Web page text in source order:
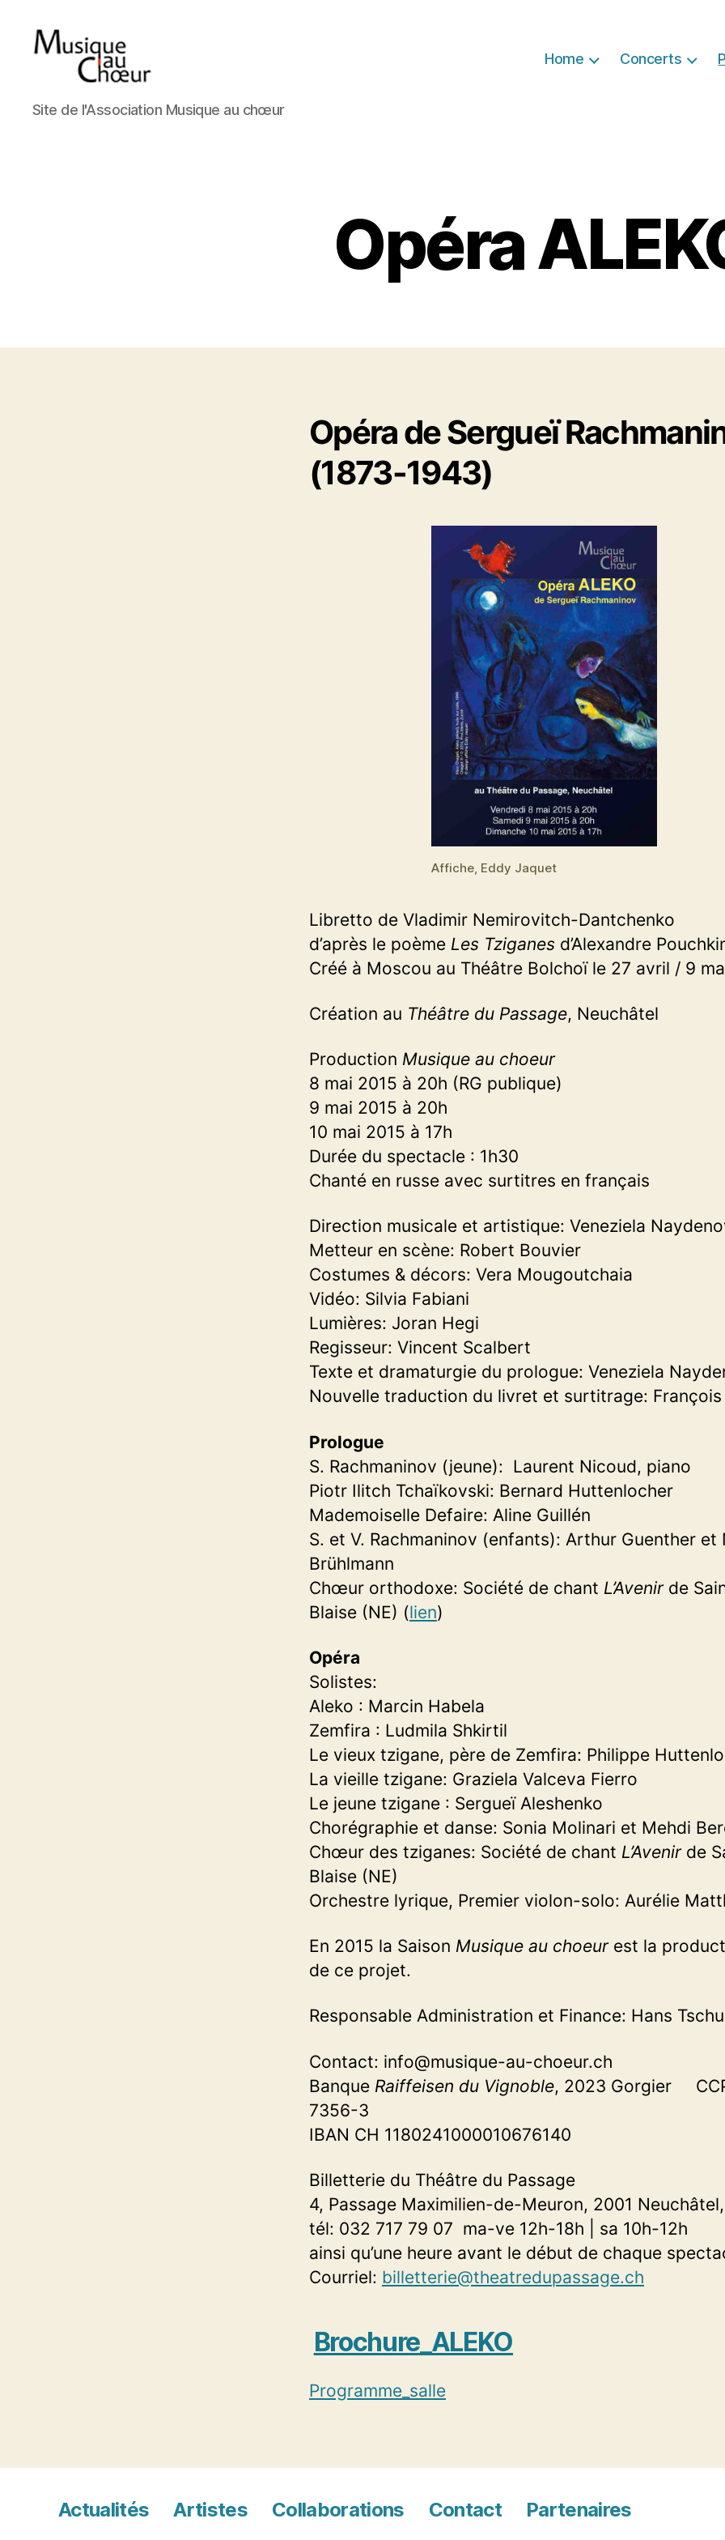
Musique
au
Site de l'Association Musique au chœur
Home Concerts
Opéra
Opéra de Sergueï
(1873-1943)
Affiche, Eddy Jaquet
Libretto de Vladimir Nemirovitch-Dantchenko
d’après le poème Les Tziganes d’Alexandre
Créé à Moscou au Théâtre Bolchoï le 27 avril / 9
Création au Théâtre du Passage, Neuchâtel
Production Musique au choeur
8 mai 2015 à 20h (RG publique)
9 mai 2015 à 20h
10 mai 2015 à 17h
Durée du spectacle : 1h30
Chanté en russe avec surtitres en français
Direction musicale et artistique: Veneziela
Metteur en scène: Robert Bouvier
Costumes & décors: Vera Mougoutchaia
Vidéo: Silvia Fabiani
Lumières: Joran Hegi
Regisseur: Vincent Scalbert
Texte et dramaturgie du prologue: Veneziela
Nouvelle traduction du livret et surtitrage: François
Prologue
S. Rachmaninov (jeune): Laurent Nicoud, piano
Piotr Ilitch Tchaïkovski: Bernard Huttenlocher
Mademoiselle Defaire: Aline Guillén
S. et V. Rachmaninov (enfants): Arthur Guenther et
Brühlmann
Chœur orthodoxe: Société de chant L’Avenirde
Blaise (NE) (lien)
Opéra
Solistes:
Aleko : Marcin Habela
Zemfira : Ludmila Shkirtil
Le vieux tzigane, père de Zemfira: Philippe
La vieille tzigane: Graziela Valceva Fierro
Le jeune tzigane : Sergueï Aleshenko
Chorégraphie et danse: Sonia Molinari et Mehdi
Chœur des tziganes: Société de chant L’Avenirde
Blaise (NE)
Orchestre lyrique, Premier violon-solo: Aurélie
En 2015 la Saison Musique au choeurest la
de ce projet.
Responsable Administration et Finance: Hans
Contact: info@musique-au-choeur.ch
Banque Raiffeisen du Vignoble, 2023 Gorgier
7356-3
IBAN CH 1180241000010676140
Billetterie du Théâtre du Passage
4, Passage Maximilien-de-Meuron, 2001 Neuchâtel,
tél: 032 717 79 07 ma-ve 12h-18h | sa 10h-12h
ainsi qu’une heure avant le début de chaque
Courriel: billetterie@theatredupassage.ch
Brochure_ALEKO
Programme_salle
Actualités Artistes Collaborations Contact Partenaires